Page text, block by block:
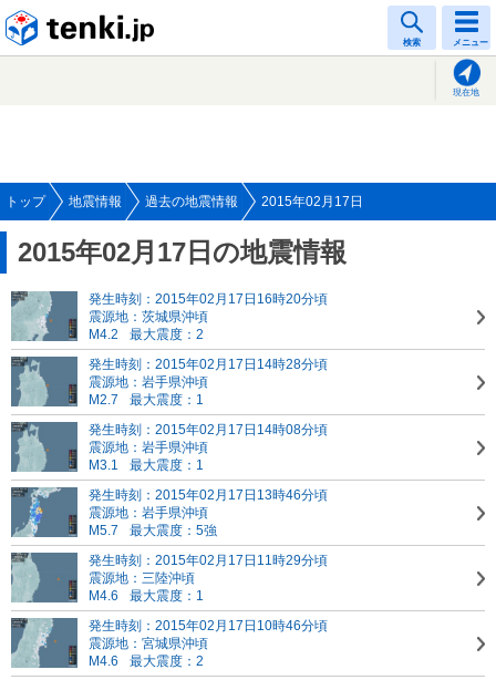
検索 メニュー
現在地
トップ 地震情報 過去の地震情報 2015年02月17日
2015年02月17日の地震情報
発生時刻：2015年02月17日16時20分頃
震源地：茨城県沖頃
M4.2
最大震度：2
発生時刻：2015年02月17日14時28分頃
震源地：岩手県沖頃
M2.7
最大震度：1
発生時刻：2015年02月17日14時08分頃
震源地：岩手県沖頃
M3.1
最大震度：1
発生時刻：2015年02月17日13時46分頃
震源地：岩手県沖頃
M5.7
最大震度：5強
発生時刻：2015年02月17日11時29分頃
震源地：三陸沖頃
M4.6
最大震度：1
発生時刻：2015年02月17日10時46分頃
震源地：宮城県沖頃
M4.6
最大震度：2